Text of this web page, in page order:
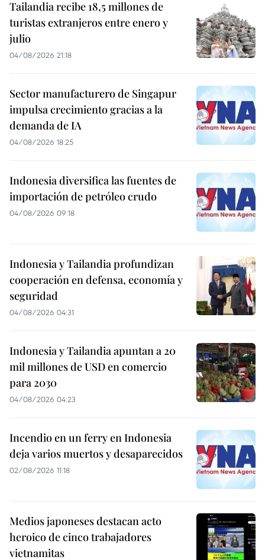
Tailandia recibe 18,5 millones de
turistas extranjeros entre enero y
julio
04/08/2026 21:18
Sector manufacturero de Singapur
impulsa crecimiento gracias a la
demanda de IA
04/08/2026 18:25
Indonesia diversifica las fuentes de
importación de petróleo crudo
04/08/2026 09:18
Indonesia y Tailandia profundizan
cooperación en defensa, economía y
seguridad
04/08/2026 04:31
Indonesia y Tailandia apuntan a 20
mil millones de USD en comercio
para 2030
04/08/2026 04:23
Incendio en un ferry en Indonesia
deja varios muertos y desaparecidos
02/08/2026 11:18
Medios japoneses destacan acto
heroico de cinco trabajadores
vietnamitas